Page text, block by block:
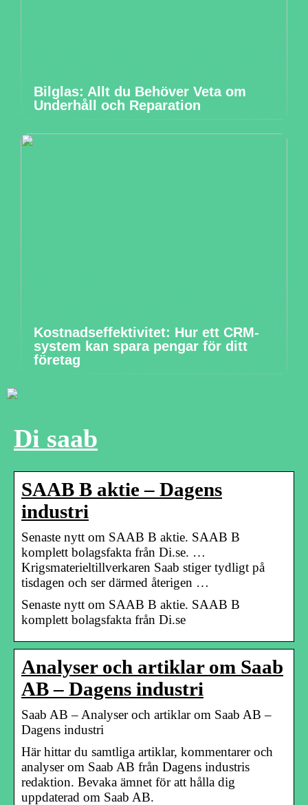
Bilglas: Allt du Behöver Veta om
Underhåll och Reparation
Kostnadseffektivitet: Hur ett CRM-
system kan spara pengar för ditt
företag
Di saab
SAAB B aktie – Dagens
industri
Senaste nytt om SAAB B aktie. SAAB B
komplett bolagsfakta från Di.se. …
Krigsmaterieltillverkaren Saab stiger tydligt på
tisdagen och ser därmed återigen …
Senaste nytt om SAAB B aktie. SAAB B
komplett bolagsfakta från Di.se
Analyser och artiklar om Saab
AB – Dagens industri
Saab AB – Analyser och artiklar om Saab AB –
Dagens industri
Här hittar du samtliga artiklar, kommentarer och
analyser om Saab AB från Dagens industris
redaktion. Bevaka ämnet för att hålla dig
uppdaterad om Saab AB.